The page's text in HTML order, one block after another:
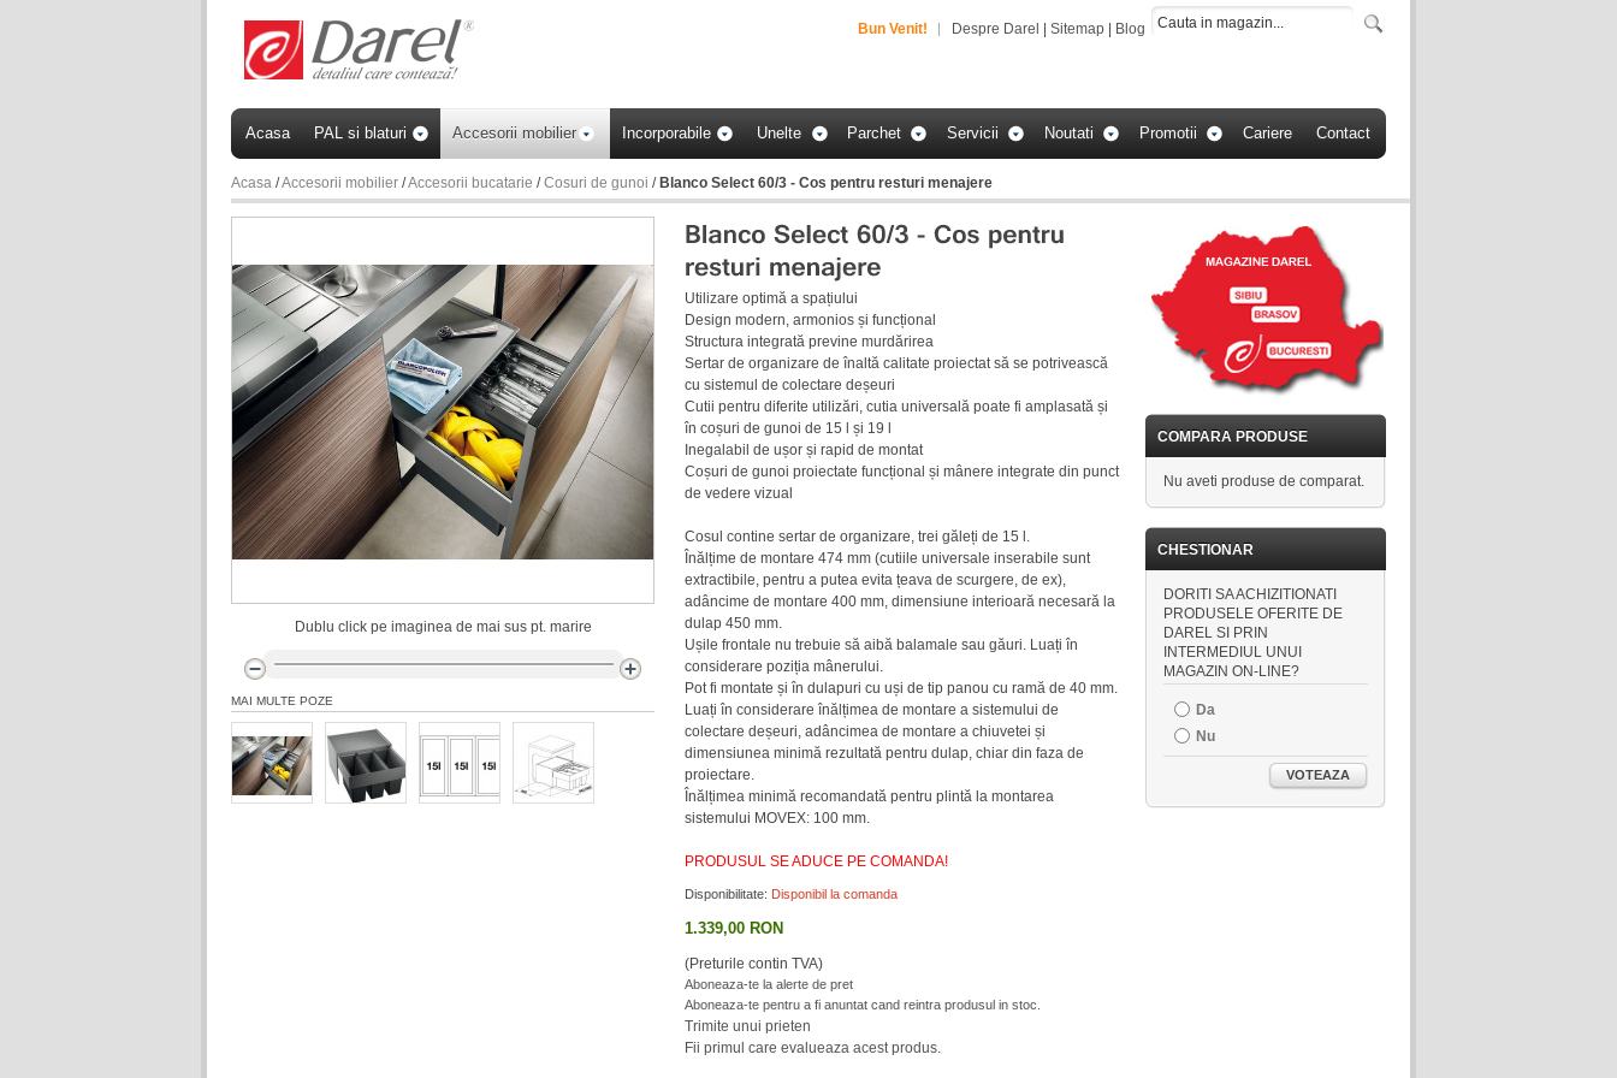
Utilizare optimă a spațiului
Design modern, armonios și funcțional
Structura integrată previne murdărirea
Sertar de organizare de înaltă calitate proiectat să se potrivească
cu sistemul de colectare deșeuri
Cutii pentru diferite utilizări, cutia universală poate fi amplasată și
în coșuri de gunoi de 15 l și 19 l
Inegalabil de ușor și rapid de montat
Coșuri de gunoi proiectate funcțional și mânere integrate din punct
de vedere vizual
Cosul contine sertar de organizare, trei găleți de 15 l.
Înălțime de montare 474 mm (cutiile universale inserabile sunt
extractibile, pentru a putea evita țeava de scurgere, de ex),
adâncime de montare 400 mm, dimensiune interioară necesară la
dulap 450 mm.
Ușile frontale nu trebuie să aibă balamale sau găuri. Luați în
considerare poziția mânerului.
Pot fi montate și în dulapuri cu uși de tip panou cu ramă de 40 mm.
Luați în considerare înălțimea de montare a sistemului de
colectare deșeuri, adâncimea de montare a chiuvetei și
dimensiunea minimă rezultată pentru dulap, chiar din faza de
proiectare.
Înălțimea minimă recomandată pentru plintă la montarea
sistemului MOVEX: 100 mm.
PRODUSUL SE ADUCE PE COMANDA!
Disponibilitate: Disponibil la comanda
1.339,00 RON
(Preturile contin TVA)
Aboneaza-te la alerte de pret
Aboneaza-te pentru a fi anuntat cand reintra produsul in stoc.
Trimite unui prieten
Fii primul care evalueaza acest produs.
Dublu click pe imaginea de mai sus pt. marire
MAI MULTE POZE
COMPARA PRODUSE
Nu aveti produse de comparat.
CHESTIONAR
DORITI SA ACHIZITIONATI
PRODUSELE OFERITE DE
DAREL SI PRIN
INTERMEDIUL UNUI
MAGAZIN ON-LINE?
Da
Nu
VOTEAZA
Bun Venit! Despre Darel Sitemap Blog
Acasa PAL si blaturi Accesorii mobilier Incorporabile Unelte Parchet Servicii Noutati Promotii Cariere Contact
Acasa /Accesorii mobilier /Accesorii bucatarie /Cosuri de gunoi / Blanco Select 60/3 - Cos pentru resturi menajere